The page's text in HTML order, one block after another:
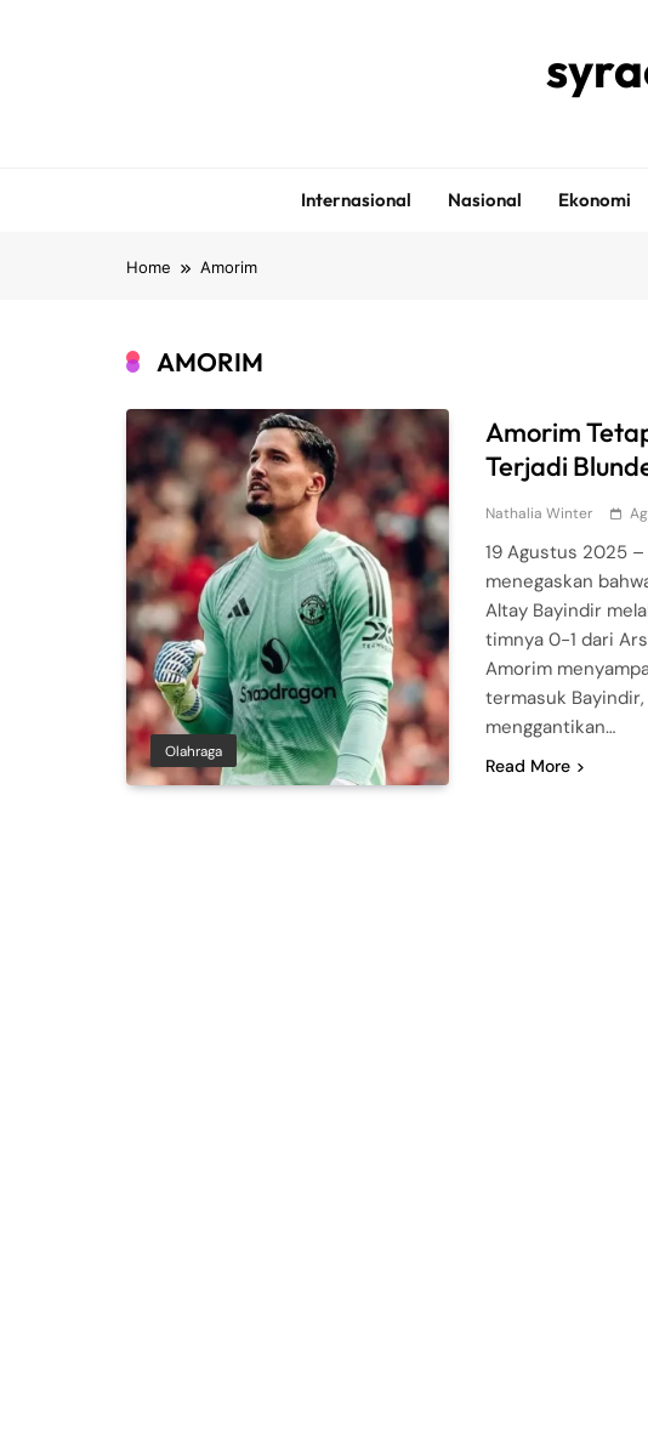
Internasional Nasional Ekonomi
Home Amorim
AMORIM
Olahraga
Amorim
Terjadi
Nathalia Winter
19 Agustus 2025
menegaskan
Altay Bayindir
timnya 0-1 dari
Amorim
termasuk
menggantikan…
Read More